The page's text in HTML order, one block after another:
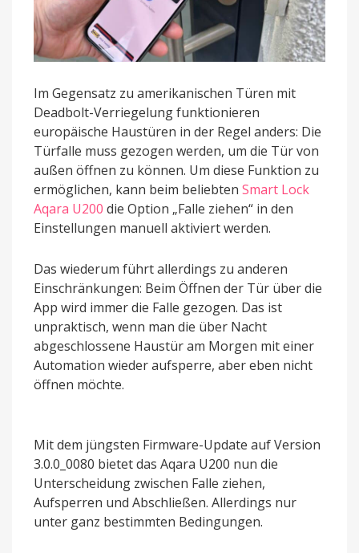
Im Gegensatz zu amerikanischen Türen mit
Deadbolt-Verriegelung funktionieren
europäische Haustüren in der Regel anders: Die
Türfalle muss gezogen werden, um die Tür von
außen öffnen zu können. Um diese Funktion zu
ermöglichen, kann beim beliebten Smart Lock
Aqara U200 die Option „Falle ziehen“ in den
Einstellungen manuell aktiviert werden.
Das wiederum führt allerdings zu anderen
Einschränkungen: Beim Öffnen der Tür über die
App wird immer die Falle gezogen. Das ist
unpraktisch, wenn man die über Nacht
abgeschlossene Haustür am Morgen mit einer
Automation wieder aufsperre, aber eben nicht
öffnen möchte.
Mit dem jüngsten Firmware-Update auf Version
3.0.0_0080 bietet das Aqara U200 nun die
Unterscheidung zwischen Falle ziehen,
Aufsperren und Abschließen. Allerdings nur
unter ganz bestimmten Bedingungen.